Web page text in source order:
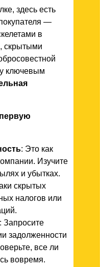
здесь есть
—
в
скрытыми
ключевым
: Это как
Изучите
и убытках.
скрытых
налогов или
: Запросите
задолженности
все ли
вовремя.